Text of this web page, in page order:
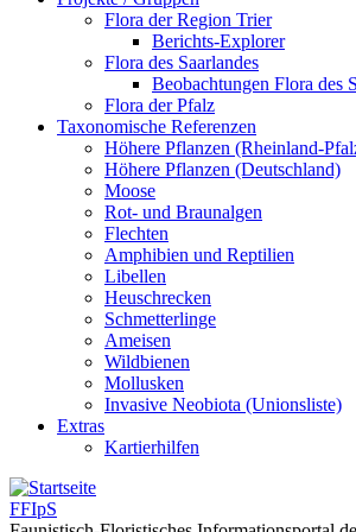
Flora der Region Trier
Berichts-Explorer
Flora des Saarlandes
Beobachtungen Flora des
Flora der Pfalz
Taxonomische Referenzen
Höhere Pflanzen (Rheinland-
Höhere Pflanzen (Deutschland)
Moose
Rot- und Braunalgen
Flechten
Amphibien und Reptilien
Libellen
Heuschrecken
Schmetterlinge
Ameisen
Wildbienen
Mollusken
Invasive Neobiota (Unionsliste)
Extras
Kartierhilfen
FFIpS